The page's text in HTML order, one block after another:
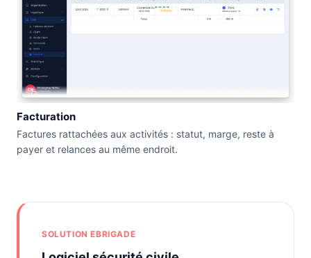
Facturation
Factures rattachées aux activités : statut, marge, reste à
payer et relances au même endroit.
SOLUTION EBRIGADE